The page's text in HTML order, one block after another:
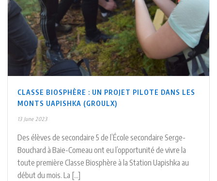
CLASSE BIOSPHÈRE : UN PROJET PILOTE DANS LES
MONTS UAPISHKA (GROULX)
13 June 2023
Des élèves de secondaire 5 de l’École secondaire Serge-
Bouchard à Baie-Comeau ont eu l’opportunité de vivre la
toute première Classe Biosphère à la Station Uapishka au
début du mois. La [...]